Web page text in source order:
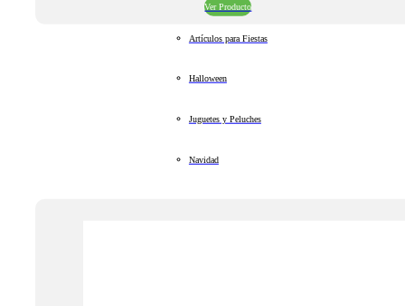
Ver Producto
Artículos para Fiestas
Halloween
Juguetes y Peluches
Navidad